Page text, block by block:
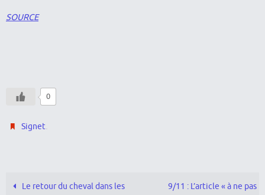
SOURCE
0
Signet.
Le retour du cheval dans les
9/11 : L’article « à ne pas